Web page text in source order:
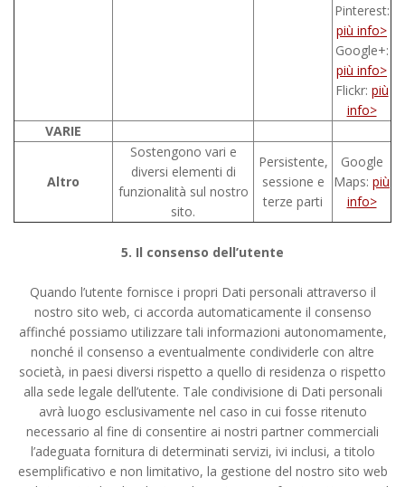
Pinterest:
più info>
Google+:
più info>
Flickr: più
info>
VARIE
Altro
Sostengono vari e
diversi elementi di
funzionalità sul nostro
sito.
Persistente,
sessione e
terze parti
Google
Maps: più
info>
5. Il consenso dell’utente
Quando l’utente fornisce i propri Dati personali attraverso il
nostro sito web, ci accorda automaticamente il consenso
affinché possiamo utilizzare tali informazioni autonomamente,
nonché il consenso a eventualmente condividerle con altre
società, in paesi diversi rispetto a quello di residenza o rispetto
alla sede legale dell’utente. Tale condivisione di Dati personali
avrà luogo esclusivamente nel caso in cui fosse ritenuto
necessario al fine di consentire ai nostri partner commerciali
l’adeguata fornitura di determinati servizi, ivi inclusi, a titolo
esemplificativo e non limitativo, la gestione del nostro sito web